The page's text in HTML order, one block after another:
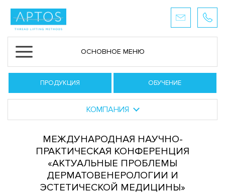
ОСНОВНОЕ МЕНЮ
ПРОДУКЦИЯ ОБУЧЕНИЕ
КОМПАНИЯ
МЕЖДУНАРОДНАЯ НАУЧНО-
ПРАКТИЧЕСКАЯ КОНФЕРЕНЦИЯ
«АКТУАЛЬНЫЕ ПРОБЛЕМЫ
ДЕРМАТОВЕНЕРОЛОГИИ И
ЭСТЕТИЧЕСКОЙ МЕДИЦИНЫ»